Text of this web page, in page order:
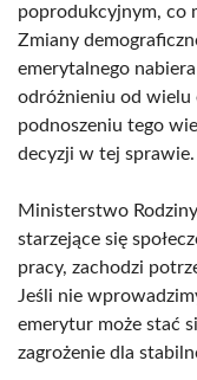
poprodukcyjnym, co
Zmiany
emerytalnego
odróżnieniu od wielu
podnoszeniu tego
decyzji w tej sprawie.
Ministerstwo
starzejące się
pracy, zachodzi
Jeśli nie
emerytur może stać
zagrożenie dla